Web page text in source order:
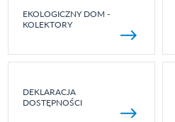
EKOLOGICZNY DOM -
KOLEKTORY
DEKLARACJA
DOSTĘPNOŚCI